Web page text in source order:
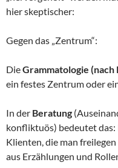
hier skeptischer:
Gegen das „Zentrum“:
DieGrammatologie (nach
ein festes Zentrum oder
In der Beratung
konfliktuös) bedeutet das:
Klienten, die man
aus Erzählungen und